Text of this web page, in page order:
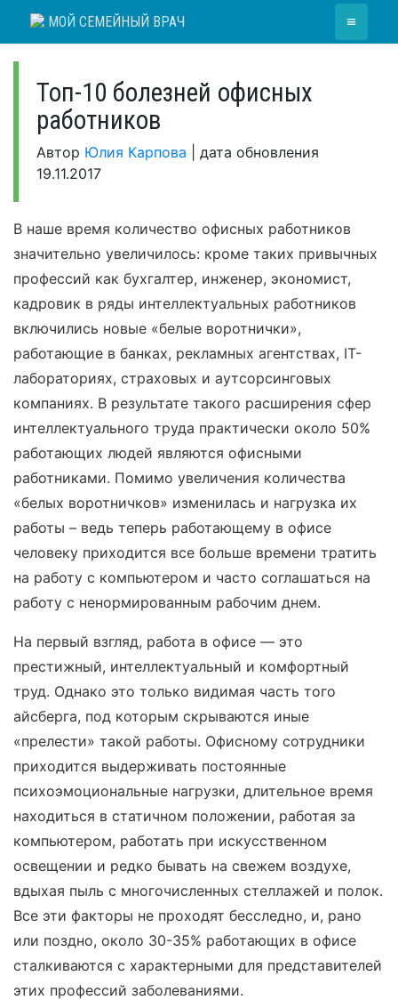
МОЙ СЕМЕЙНЫЙ ВРАЧ ≡
Топ-10 болезней офисных
работников
Автор Юлия Карпова
дата обновления
19.11.2017
В наше время количество офисных работников
значительно увеличилось: кроме таких привычных
профессий как бухгалтер, инженер, экономист,
кадровик в ряды интеллектуальных работников
включились новые «белые воротнички»,
работающие в банках, рекламных агентствах, IT-
лабораториях, страховых и аутсорсинговых
компаниях. В результате такого расширения сфер
интеллектуального труда практически около 50%
работающих людей являются офисными
работниками. Помимо увеличения количества
«белых воротничков» изменилась и нагрузка их
работы – ведь теперь работающему в офисе
человеку приходится все больше времени тратить
на работу с компьютером и часто соглашаться на
работу с ненормированным рабочим днем.
На первый взгляд, работа в офисе — это
престижный, интеллектуальный и комфортный
труд. Однако это только видимая часть того
айсберга, под которым скрываются иные
«прелести» такой работы. Офисному сотрудники
приходится выдерживать постоянные
психоэмоциональные нагрузки, длительное время
находиться в статичном положении, работая за
компьютером, работать при искусственном
освещении и редко бывать на свежем воздухе,
вдыхая пыль с многочисленных стеллажей и полок.
Все эти факторы не проходят бесследно, и, рано
или поздно, около 30-35% работающих в офисе
сталкиваются с характерными для представителей
этих профессий заболеваниями.